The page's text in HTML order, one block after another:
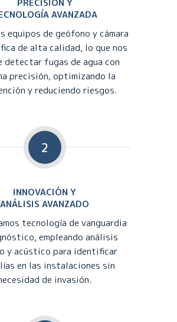
PRECISIÓN Y
AVANZADA
equipos de geófono y cámara
de alta calidad, lo que nos
detectar fugas de agua con
precisión, optimizando la
y reduciendo riesgos.
2
INNOVACIÓN Y
ANÁLISIS AVANZADO
tecnología de vanguardia
empleando análisis
y acústico para identificar
en las instalaciones sin
de invasión.